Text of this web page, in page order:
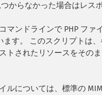
からなかった場合はレス
マンドラインで PHP フ
す。 このスクリプトは
トされたリソースをその
ルについては、標準の